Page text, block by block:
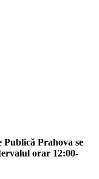
Prahova se
orar 12:00-